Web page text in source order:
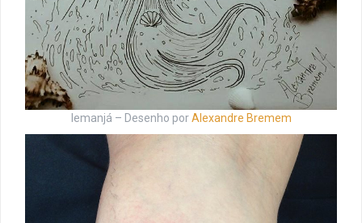
Iemanjá – Desenho porAlexandre Bremem